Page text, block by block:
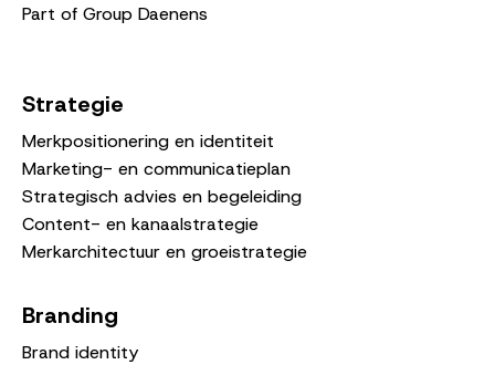
Part of Group Daenens
Strategie
Merkpositionering en identiteit
Marketing- en communicatieplan
Strategisch advies en begeleiding
Content- en kanaalstrategie
Merkarchitectuur en groeistrategie
Branding
Brand identity